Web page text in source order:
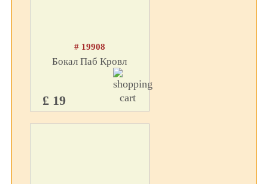
# 19908
Бокал Паб Кровл
£ 19